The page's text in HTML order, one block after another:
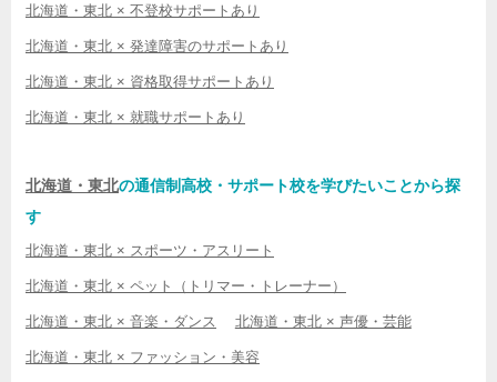
北海道・東北 × 不登校サポートあり
北海道・東北 × 発達障害のサポートあり
北海道・東北 × 資格取得サポートあり
北海道・東北 × 就職サポートあり
北海道・東北の通信制高校・サポート校を学びたいことから探
す
北海道・東北 × スポーツ・アスリート
北海道・東北 × ペット（トリマー・トレーナー）
北海道・東北 × 音楽・ダンス 北海道・東北 × 声優・芸能
北海道・東北 × ファッション・美容